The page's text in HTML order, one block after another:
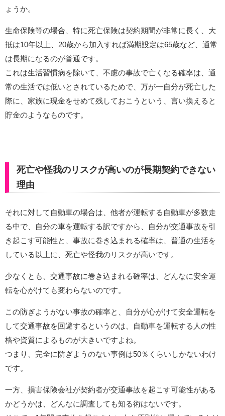
ょうか。
生命保険等の場合、特に死亡保険は契約期間が非常に長く、大
抵は10年以上、20歳から加入すれば満期設定は65歳など、通常
は長期になるのが普通です。
これは生活習慣病を除いて、不慮の事故で亡くなる確率は、通
常の生活では低いとされているためで、万が一自分が死亡した
際に、家族に現金をせめて残しておこうという、言い換えると
貯金のようなものです。
死亡や怪我のリスクが高いのが長期契約できない
理由
それに対して自動車の場合は、他者が運転する自動車が多数走
る中で、自分の車を運転する訳ですから、自分が交通事故を引
き起こす可能性と、事故に巻き込まれる確率は、普通の生活を
している以上に、死亡や怪我のリスクが高いです。
少なくとも、交通事故に巻き込まれる確率は、どんなに安全運
転を心がけても変わらないのです。
この防ぎようがない事故の確率と、自分が心がけて安全運転を
して交通事故を回避するというのは、自動車を運転する人の性
格や資質によるものが大きいですよね。
つまり、完全に防ぎようのない事例は50％くらいしかないわけ
です。
一方、損害保険会社が契約者が交通事故を起こす可能性がある
かどうかは、どんなに調査しても知る術はないです。